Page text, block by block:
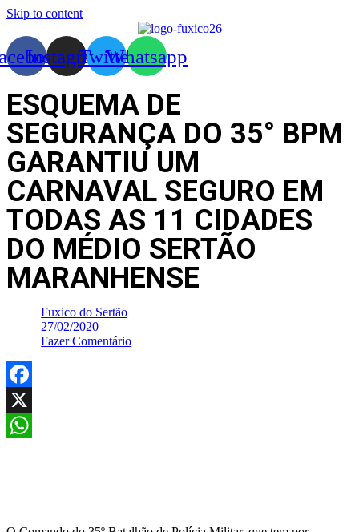
Skip to content
InstagramTwitterWhatsapp
ESQUEMA DE
SEGURANÇA DO 35° BPM
GARANTIU UM
CARNAVAL SEGURO EM
TODAS AS 11 CIDADES
DO MÉDIO SERTÃO
MARANHENSE
Fuxico do Sertão
27/02/2020
Fazer Comentário
Facebook
X